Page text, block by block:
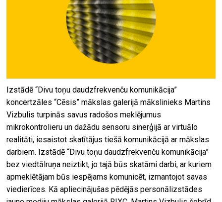
Izstādē “Divu toņu daudzfrekvenču komunikācija”
koncertzāles “Cēsis” mākslas galerijā mākslinieks Martins
Vizbulis turpinās savus radošos meklējumus
mikrokontrolieru un dažādu sensoru sinerģijā ar virtuālo
realitāti, iesaistot skatītājus tiešā komunikācijā ar mākslas
darbiem. Izstādē “Divu toņu daudzfrekvenču komunikācija”
bez viedtālruņa neiztikt, jo tajā būs skatāmi darbi, ar kuriem
apmeklētājam būs iespējams komunicēt, izmantojot savas
viedierīces. Kā apliecinājušas pēdējās personālizstādes